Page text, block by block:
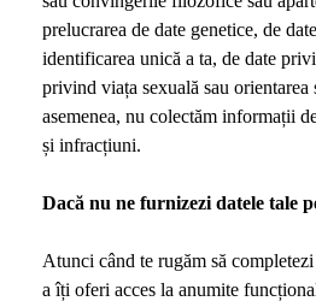
prelucrarea de date genetice, de
identificarea unică a ta, de date
privind viața sexuală sau orientarea
asemenea, nu colectăm informații
și infracțiuni.
Dacă nu ne furnizezi datele tale
Atunci când te rugăm să
a îți oferi acces la anumite